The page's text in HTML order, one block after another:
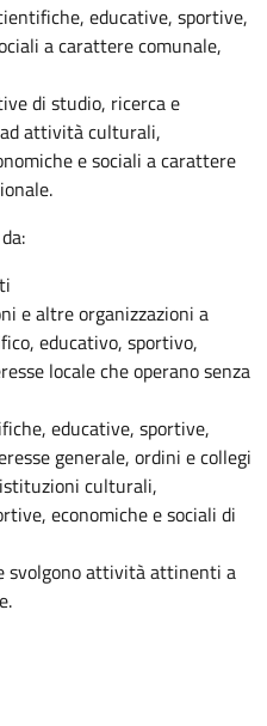
educative, sportive,
a carattere comunale,
di studio, ricerca e
attività culturali,
e sociali a carattere
e altre organizzazioni a
educativo, sportivo,
locale che operano senza
educative, sportive,
generale, ordini e collegi
culturali,
economiche e sociali di
svolgono attività attinenti a